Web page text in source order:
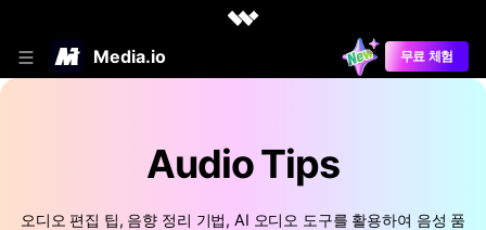
Media.io 무료 체험
Audio Tips
오디오 편집 팁, 음향 정리 기법, AI 오디오 도구를 활용하여 음성 품